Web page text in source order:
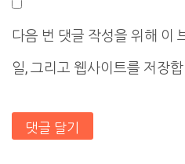
다음 번 댓글 작성을 위해 이
일, 그리고 웹사이트를 저장